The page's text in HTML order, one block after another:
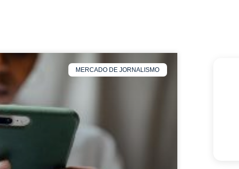
MERCADO DE JORNALISMO